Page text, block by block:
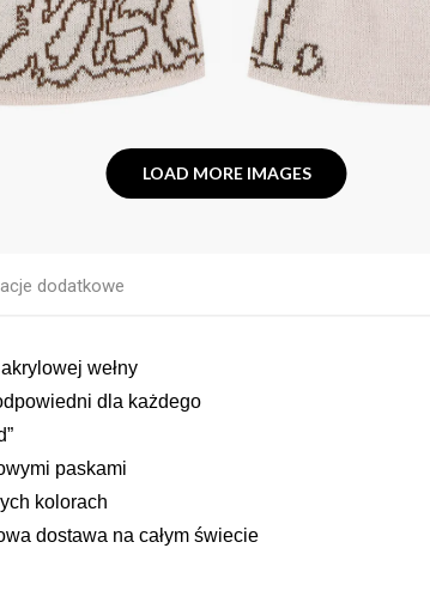
LOAD MORE IMAGES
dodatkowe
wełny
dla każdego
paskami
kolorach
dostawa na całym świecie